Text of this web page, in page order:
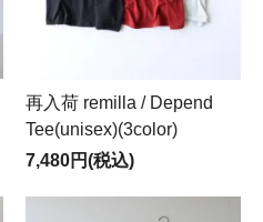
再入荷 remilla / Depend
Tee(unisex)(3color)
7,480円(税込)